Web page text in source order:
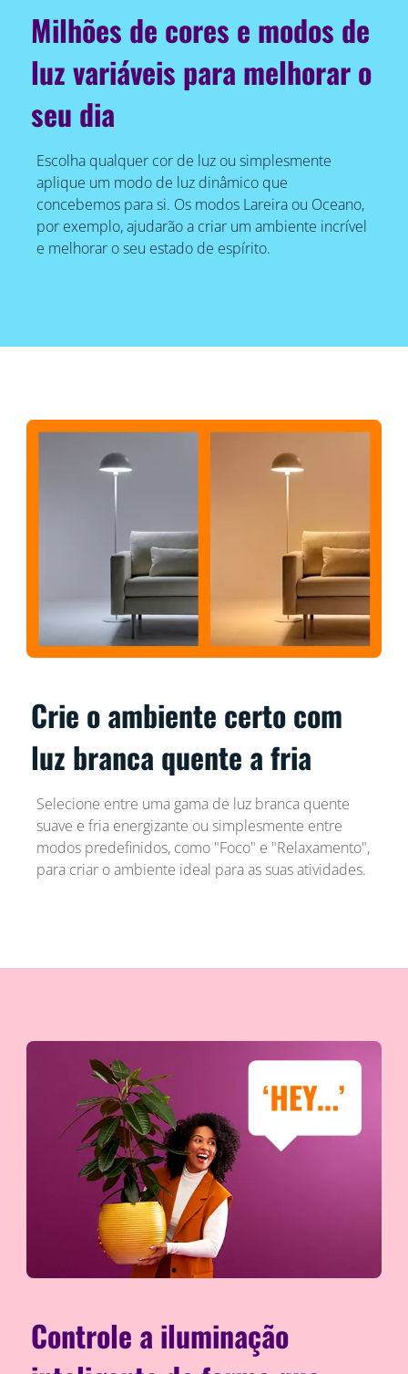
Milhões de cores e modos de
luz variáveis para melhorar o
seu dia
Escolha qualquer cor de luz ou simplesmente
aplique um modo de luz dinâmico que
concebemos para si. Os modos Lareira ou Oceano,
por exemplo, ajudarão a criar um ambiente incrível
e melhorar o seu estado de espírito.
Crie o ambiente certo com
luz branca quente a fria
Selecione entre uma gama de luz branca quente
suave e fria energizante ou simplesmente entre
modos predefinidos, como "Foco" e "Relaxamento",
para criar o ambiente ideal para as suas atividades.
Controle a iluminação